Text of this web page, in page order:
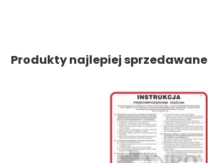
Produkty najlepiej sprzedawane